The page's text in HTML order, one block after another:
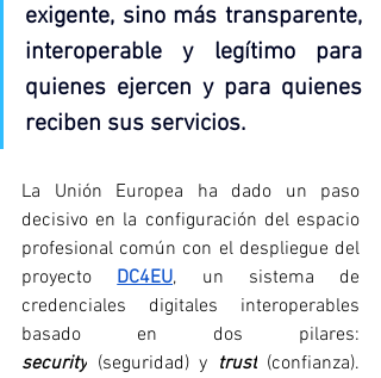
exigente, sino más transparente,
interoperable y legítimo para
quienes ejercen y para quienes
reciben sus servicios.
La Unión Europea ha dado un paso
decisivo en la configuración del espacio
profesional común con el despliegue del
proyecto DC4EU, un sistema de
credenciales digitales interoperables
security (seguridad) y trust (confianza).